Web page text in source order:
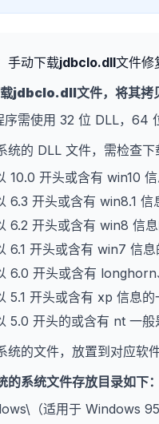
手动下载jdbclo.dll文件修
jdbclo.dll文件，将其拷
序需使用 32 位 DLL，64
统的 DLL 文件，需检查
10.0 开头或含有 win10
6.3 开头或含有 win8.1 信
6.2 开头或含有 win8 信
6.1 开头或含有 win7 信
6.0 开头或含有
5.1 开头或含有 xp 信息
5.0 开头的或含有 nt 一
统的文件，放置到对应软
的系统文件存放目录如下：
（适用于 Windows